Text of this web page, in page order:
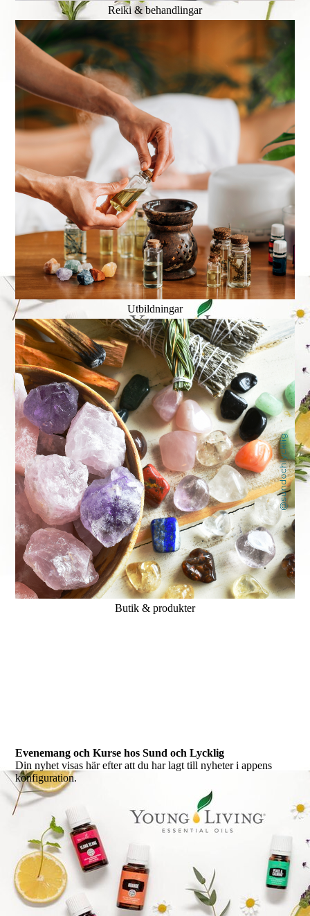
Reiki & behandlingar
Utbildningar
Butik & produkter
Evenemang och Kurse hos Sund och Lycklig
Din nyhet visas här efter att du har lagt till nyheter i appens
konfiguration.